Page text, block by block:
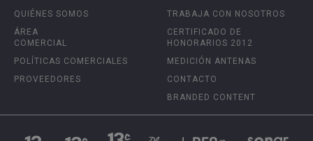
QUIÉNES SOMOS
ÁREA
COMERCIAL
POLÍTICAS COMERCIALES
PROVEEDORES
TRABAJA CON NOSOTROS
CERTIFICADO DE
HONORARIOS 2012
MEDICIÓN ANTENAS
CONTACTO
BRANDED CONTENT